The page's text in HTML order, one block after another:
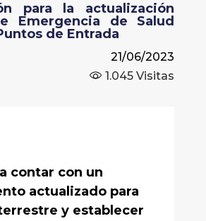
para la actualización
Emergencia de Salud
de Entrada
21/06/2023
1.045 Visitas
contar con un
actualizado para
y establecer